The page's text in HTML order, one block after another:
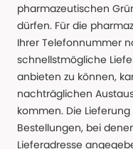
pharmazeutischen
dürfen. Für die
Ihrer Telefonnummer
schnellstmögliche
anbieten zu können,
nachträglichen
kommen. Die
Bestellungen, bei
Lieferadresse